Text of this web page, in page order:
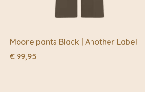
Moore pants Black | Another Label
€ 99,95